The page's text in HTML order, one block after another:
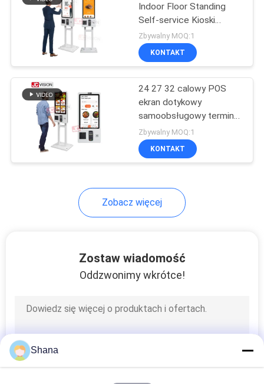
AKTUALNOŚCI
WSZYSTKIE
PRZYPADKI
POPROSIĆ
O
WYCENĘ
PRYWATNOŚCI
Indoor Floor Standing
Self-service Kioski
płatnicze Terminal Self-
Service Checkout Kiosk
Maszyna dostawca
Zbywalny MOQ:1
KONTAKT
24 27 32 calowy POS
ekran dotykowy
samoobsługowy terminal
płatniczy
samoobsługowy
McDonald's Fastfood
Zbywalny MOQ:1
KONTAKT
Zobacz więcej
Zostaw wiadomość
Oddzwonimy wkrótce!
Shana